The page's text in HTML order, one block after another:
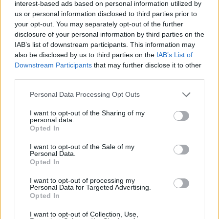
interest-based ads based on personal information utilized by
us or personal information disclosed to third parties prior to
your opt-out. You may separately opt-out of the further
disclosure of your personal information by third parties on the
IAB’s list of downstream participants. This information may
also be disclosed by us to third parties on the IAB’s List of
Downstream Participants that may further disclose it to other
Personal Data Processing Opt Outs
I want to opt-out of the Sharing of my
personal data.
Opted In
I want to opt-out of the Sale of my
Personal Data.
Opted In
I want to opt-out of processing my
Personal Data for Targeted Advertising.
Opted In
I want to opt-out of Collection, Use,
stessa), non può ottenere la certificazione. Inoltre, sono necessari
requisiti tipici dei sistemi di gestione e requisiti specifici propri della
Pdr 125 come definizione di un Piano Strategico, la sua messa in
atto, il monitoraggio e l’impegno alla costante revisione in ottiche di
miglioramento, l’istituzione di un Comitato Guida, la Politica per la
Parità di genere, un sistema di Whistleblowing e Welfare aziendale,
dimensioni aziendali e del settore in cui
l’azienda opera
numero di dipendenti. In base al cluster di appartenenza
dell’organizzazione, è necessario considerare un diverso set di KPI
da rispettare.